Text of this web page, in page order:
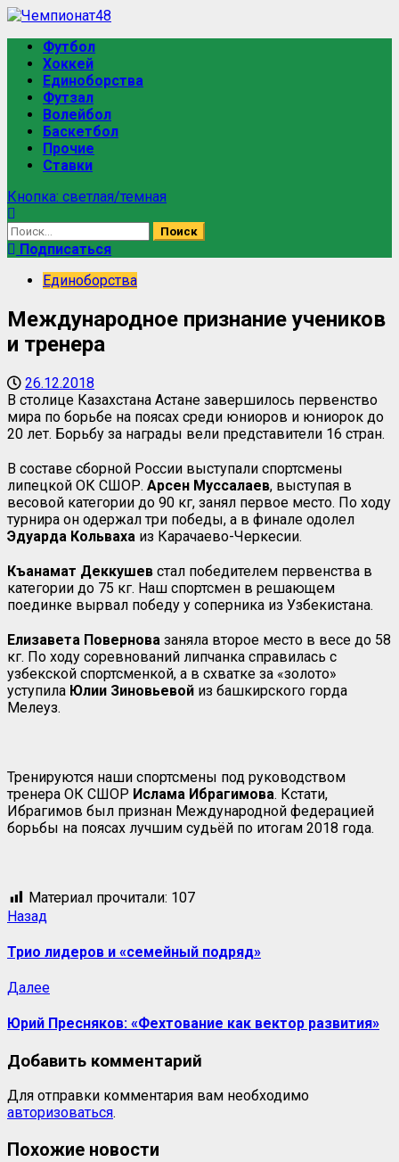
Футбол
Хоккей
Единоборства
Футзал
Волейбол
Баскетбол
Прочие
Ставки
Кнопка: светлая/темная
Подписаться
Единоборства
Международное признание учеников
и тренера
26.12.2018
В столице Казахстана Астане завершилось первенство
мира по борьбе на поясах среди юниоров и юниорок до
20 лет. Борьбу за награды вели представители 16 стран.
В составе сборной России выступали спортсмены
липецкой ОК СШОР. Арсен Муссалаев, выступая в
весовой категории до 90 кг, занял первое место. По ходу
турнира он одержал три победы, а в финале одолел
Эдуарда Кольваха из Карачаево-Черкесии.
Къанамат Деккушев стал победителем первенства в
категории до 75 кг. Наш спортсмен в решающем
поединке вырвал победу у соперника из Узбекистана.
Елизавета Повернова заняла второе место в весе до 58
кг. По ходу соревнований липчанка справилась с
узбекской спортсменкой, а в схватке за «золото»
уступила Юлии Зиновьевой из башкирского горда
Мелеуз.
Тренируются наши спортсмены под руководством
тренера ОК СШОР Ислама Ибрагимова. Кстати,
Ибрагимов был признан Международной федерацией
борьбы на поясах лучшим судьёй по итогам 2018 года.
Материал прочитали: 107
Назад
Трио лидеров и «семейный подряд»
Далее
Юрий Пресняков: «Фехтование как вектор развития»
Добавить комментарий
Для отправки комментария вам необходимо
авторизоваться.
Похожие новости